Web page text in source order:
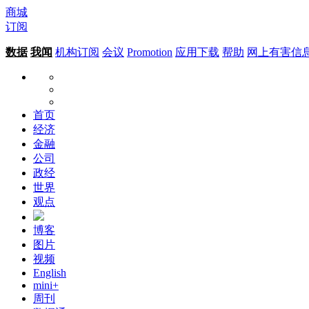
商城
订阅
数据 我闻 机构订阅 会议 Promotion 应用下载 帮助 网上有害信
首页
经济
金融
公司
政经
世界
观点
博客
图片
视频
English
mini+
周刊